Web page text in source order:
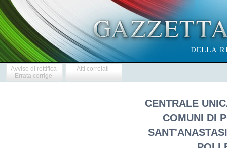
Avviso di rettifica
Errata corrige
Atti correlati
CENTRALE
COMUNI DI